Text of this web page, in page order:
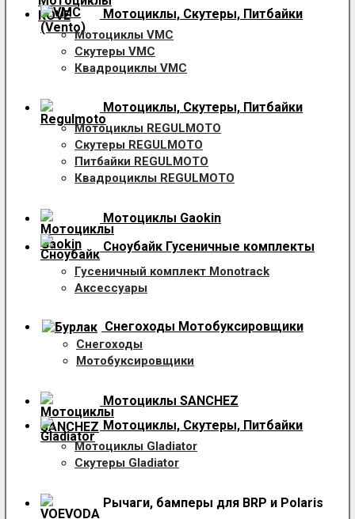
Мотоциклы, Скутеры, Питбайки
Мотоциклы VMC
Скутеры VMC
Квадроциклы VMC
Мотоциклы, Скутеры, Питбайки
Мотоциклы REGULMOTO
Скутеры REGULMOTO
Питбайки REGULMOTO
Квадроциклы REGULMOTO
Мотоциклы Gaokin
Сноубайк Гусеничные комплекты
Гусеничный комплект Monotrack
Аксессуары
Снегоходы Мотобуксировщики
Снегоходы
Мотобуксировщики
Мотоциклы SANCHEZ
Мотоциклы, Скутеры, Питбайки
Мотоциклы Gladiator
Скутеры Gladiator
Рычаги, бамперы для BRP и Polaris